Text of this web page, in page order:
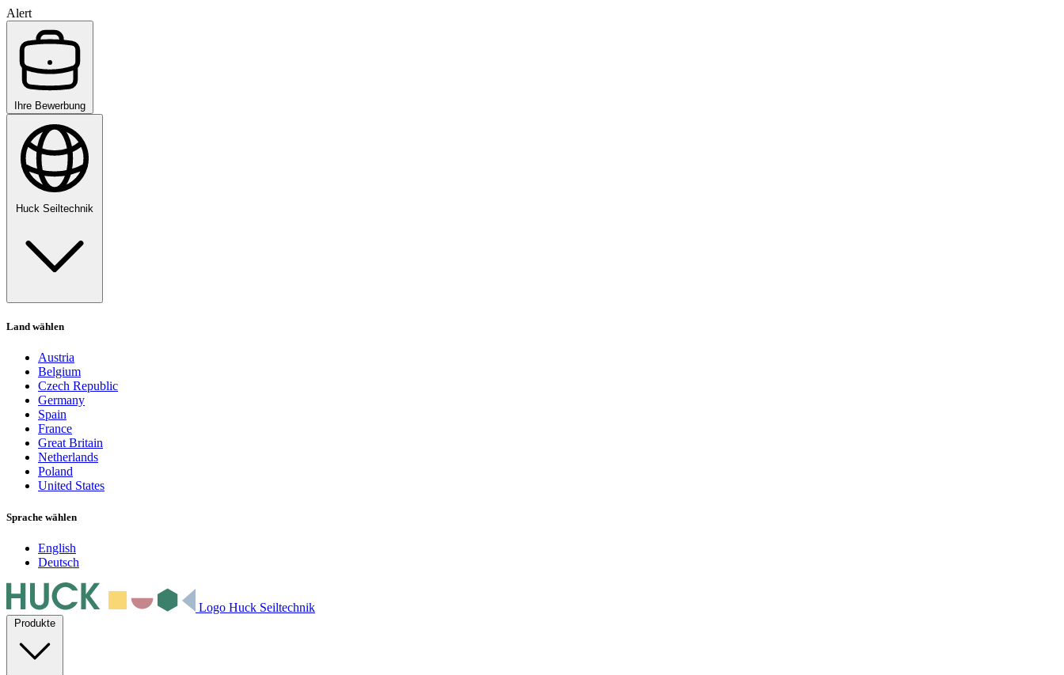
Alert
Ihre Bewerbung
Huck Seiltechnik
Land wählen
Austria
Belgium
Czech Republic
Germany
Spain
France
Great Britain
Netherlands
Poland
United States
Sprache wählen
English
Deutsch
Logo Huck Seiltechnik
Produkte